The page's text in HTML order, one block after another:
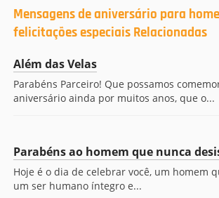
Mensagens de aniversário para
felicitações especiais Relacionadas
Além das Velas
Parabéns Parceiro! Que possamos
aniversário ainda por muitos anos, que o...
Parabéns ao homem que nunca
Hoje é o dia de celebrar você, um homem
um ser humano íntegro e...